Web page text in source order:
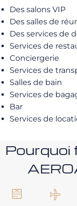
Des salons VIP
Des salles de
Des services de
Services de
Conciergerie
Services de
Salles de bain
Services de
Bar
Services de
Pourquoi